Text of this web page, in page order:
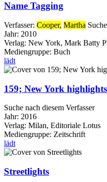
Name Tagging
Verfasser: Cooper, Martha
Jahr: 2010
Verlag: New York, Mark Batty
Mediengruppe: Buch
lädt
159; New York highlights
Suche nach diesem Verfasser
Jahr: 2016
Verlag: Milan, Editoriale Lotus
Mediengruppe: Zeitschrift
lädt
Streetlights